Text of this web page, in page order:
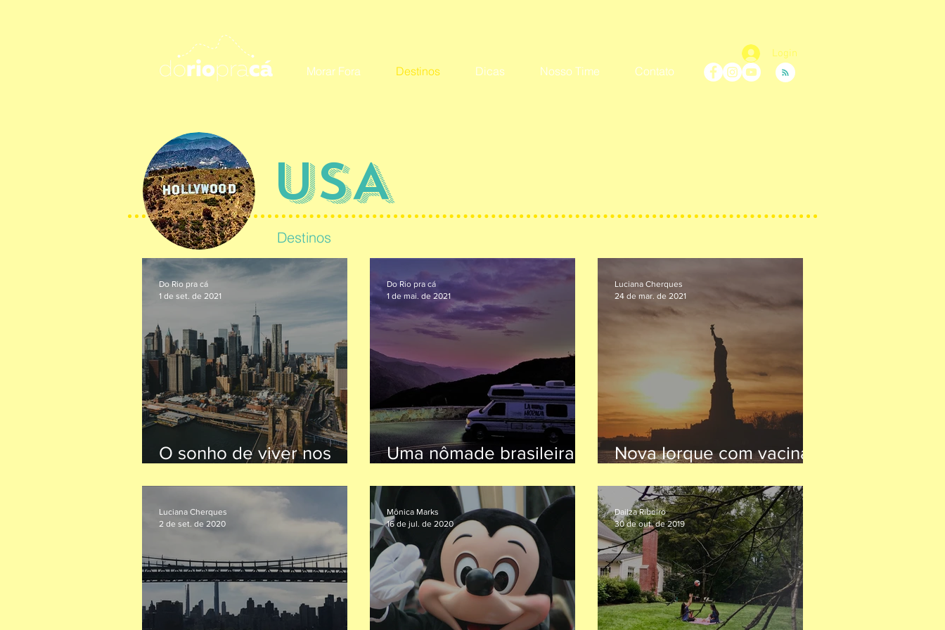
Morar Fora Destinos Dicas Nosso Time Contato
Login
USA
Destinos
O sonho de viver nos
realidade
Do Rio pra cá
1 de set. de 2021
Uma nômade brasileira
Do Rio pra cá
1 de mai. de 2021
Nova Iorque com vacina
inverno
Luciana Cherques
24 de mar. de 2021
Luciana Cherques
2 de set. de 2020
Mônica Marks
16 de jul. de 2020
Dailza Ribeiro
30 de out. de 2019